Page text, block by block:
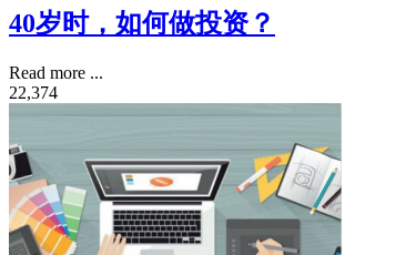
40岁时，如何做投资？
Read more ...
22,374